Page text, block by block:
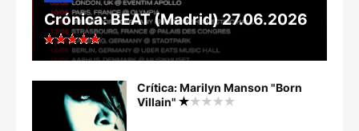
Crónica: BEAT (Madrid) 27.06.2026
Crítica: Marilyn Manson "Born
Villain"